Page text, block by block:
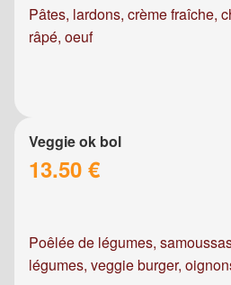
Pâtes, lardons, crème fraîche,
râpé, oeuf
Veggie ok bol
13.50 €
Poêlée de légumes,
légumes, veggie burger,